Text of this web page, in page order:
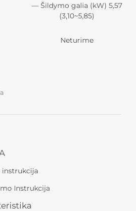
— Šildymo galia (kW) 5,57
(3,10~5,85)
Neturime
instrukcija
Instrukcija